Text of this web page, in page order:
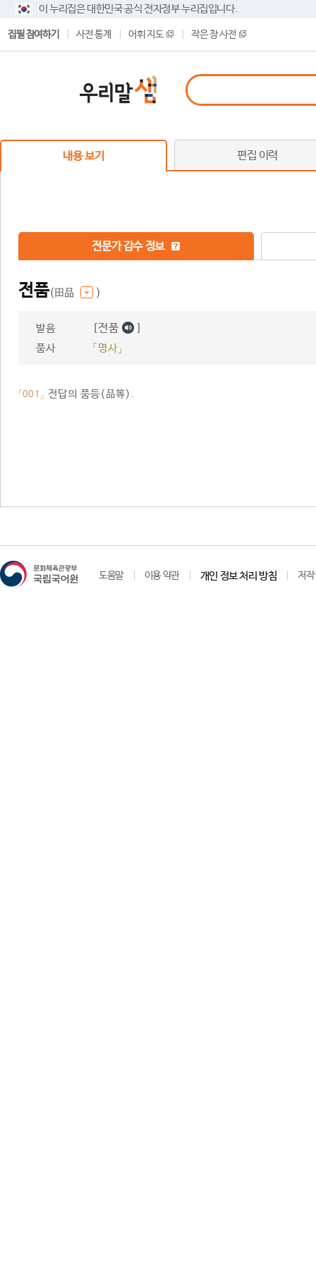
이 누리집은 대한민국 공식 전자정부 누리집입니다.
집필 참여하기 사전 통계 어휘 지도 작은 창 사전
내용 보기 편집 이력
전문가 감수 정보
전품(田品 )
발음 [전품 ]
품사 「명사」
「001」 전답의 품등(品等).
도움말 이용 약관 개인 정보 처리 방침 저